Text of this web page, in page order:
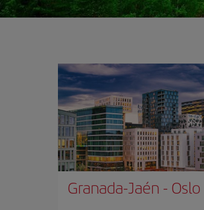
Granada-Jaén - Oslo